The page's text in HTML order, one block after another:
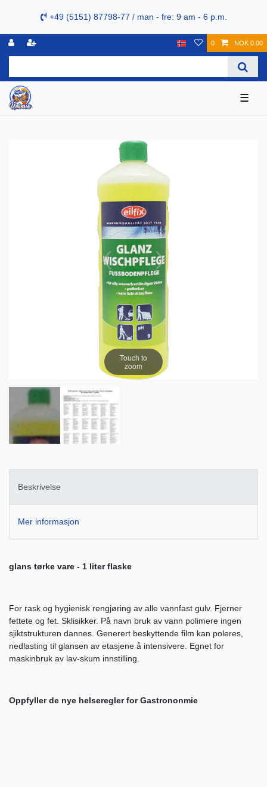
+49 (5151) 87798-77 / man - fre: 9 am - 6 p.m.
0 NOK 0.00
☰
Touch to
zoom
Beskrivelse
Mer informasjon
glans tørke vare - 1 liter flaske
For rask og hygienisk rengjøring av alle vannfast gulv. Fjerner
fettete og fet. Sklisikker. På navn bruk av vann polimere ingen
sjiktstrukturen dannes. Generert beskyttende film kan poleres,
nedlasting til glansen av etasjene å intensivere. Egnet for
maskinbruk av lav-skum innstilling.
Oppfyller de nye helseregler for Gastrononmie